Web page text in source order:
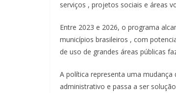
serviços , projetos sociais e áreas
Entre 2023 e 2026, o programa
municípios brasileiros , com
de uso de grandes áreas públicas
A política representa uma mudança
administrativo e passa a ser solução